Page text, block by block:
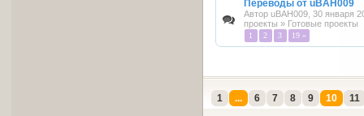
Переводы от uBAH009
Автор uBAH009 , 30 января
проекты » Готовые проекты
1 2 3 19 »
1 ... 6 7 8 9 10 11